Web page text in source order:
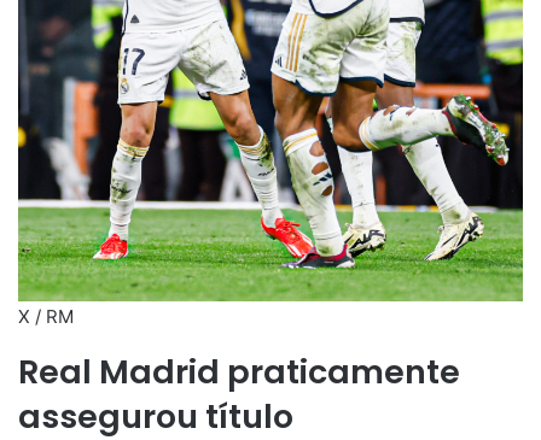
X / RM
Real Madrid praticamente
assegurou título